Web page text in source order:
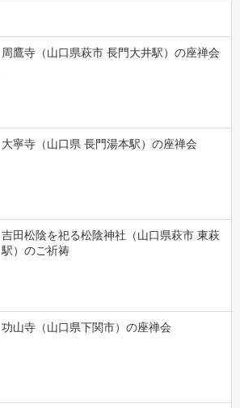
周鷹寺（山口県萩市 長門大井駅）の座禅会
大寧寺（山口県 長門湯本駅）の座禅会
吉田松陰を祀る松陰神社（山口県萩市 東萩
駅）のご祈祷
功山寺（山口県下関市）の座禅会